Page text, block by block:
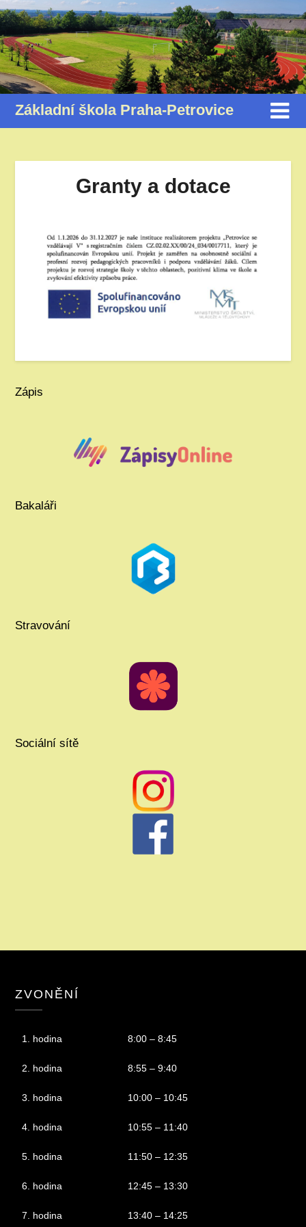
Základní škola Praha-Petrovice
Granty a dotace
Zápis
Bakaláři
Stravování
Sociální sítě
ZVONĚNÍ
1. hodina 8:00 – 8:45
2. hodina 8:55 – 9:40
3. hodina 10:00 – 10:45
4. hodina 10:55 – 11:40
5. hodina 11:50 – 12:35
6. hodina 12:45 – 13:30
7. hodina 13:40 – 14:25